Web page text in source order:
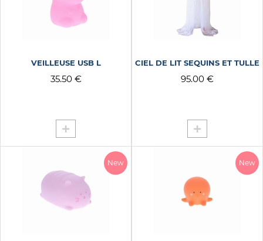
VEILLEUSE USB L
35.50 €
CIEL DE LIT SEQUINS ET TULLE
95.00 €
New New